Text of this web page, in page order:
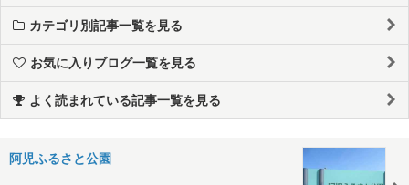
カテゴリ別記事一覧を見る
お気に入りブログ一覧を見る
よく読まれている記事一覧を見る
阿児ふるさと公園